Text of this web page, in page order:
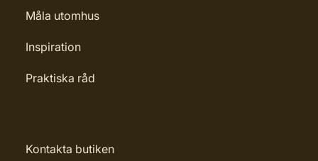
Måla utomhus
Inspiration
Praktiska råd
Kontakta butiken